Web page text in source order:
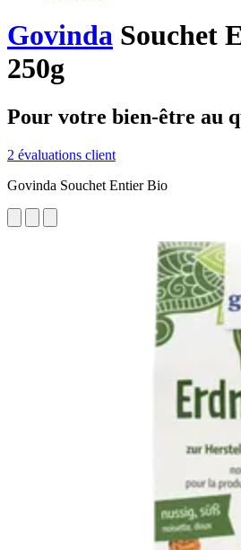
Govinda Souchet
250g
Pour votre bien-être au
2 évaluations client
Govinda Souchet Entier Bio